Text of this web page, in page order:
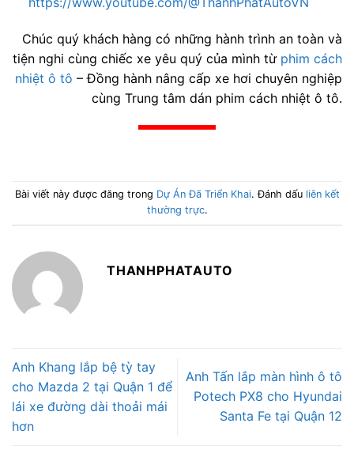
Chúc quý khách hàng có những hành trình an toàn và
tiện nghi cùng chiếc xe yêu quý của mình từ phim cách
nhiệt ô tô – Đồng hành nâng cấp xe hơi chuyên nghiệp
cùng Trung tâm dán phim cách nhiệt ô tô.
Bài viết này được đăng trong Dự Án Đã Triển Khai. Đánh dấu liên kết
thường trực.
THANHPHATAUTO
Anh Khang lắp bệ tỳ tay
cho Mazda 2 tại Quận 1 để
lái xe đường dài thoải mái
hơn
Anh Tấn lắp màn hình ô tô
Potech PX8 cho Hyundai
Santa Fe tại Quận 12